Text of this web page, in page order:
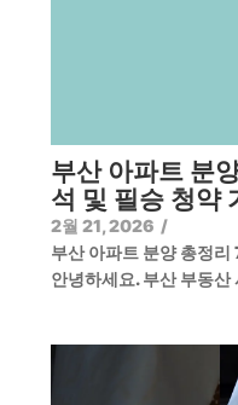
부산 아파트 분
석 및 필승 청약
2월 21, 2026 /
부산 아파트 분양 총정
안녕하세요. 부산 부동